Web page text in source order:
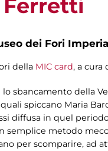
Ferretti
dei Fori
della MIC card, a cura
sbancamento della
spiccano Maria
diffusa in quel
semplice metodo
per scomparire, ad